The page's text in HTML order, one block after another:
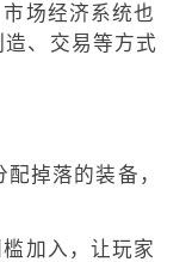
场经济系统也
、交易等方式
掉落的装备，
加入，让玩家